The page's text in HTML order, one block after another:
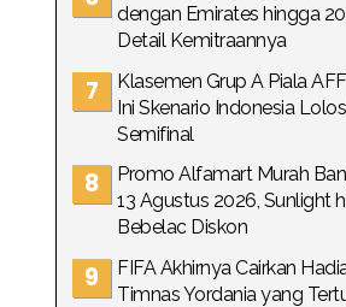
dengan Emirates hingga
Detail Kemitraannya
Klasemen Grup A Piala
Ini Skenario Indonesia
Semifinal
Promo Alfamart Murah
13 Agustus 2026, Sunlight
Bebelac Diskon
FIFA Akhirnya Cairkan
Timnas Yordania yang